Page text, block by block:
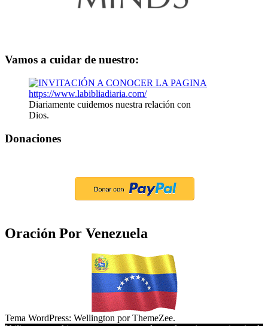
Vamos a cuidar de nuestro:
Diariamente cuidemos nuestra relación con
Dios.
Donaciones
Oración Por Venezuela
Tema WordPress: Wellington por ThemeZee.